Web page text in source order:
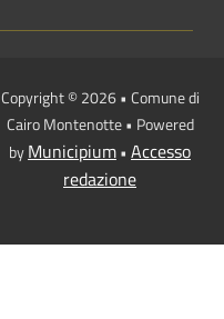
Copyright © 2026 • Comune di
Cairo Montenotte • Powered
byMunicipium• Accesso
redazione